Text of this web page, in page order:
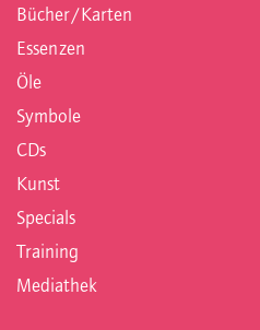
Bücher/Karten
Essenzen
Öle
Symbole
CDs
Kunst
Specials
Training
Mediathek